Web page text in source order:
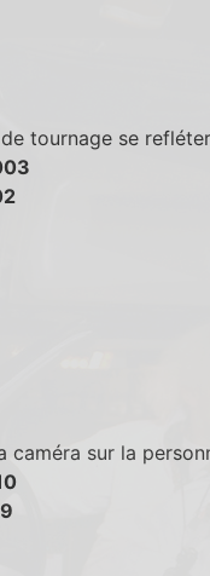
tournage se
caméra sur la